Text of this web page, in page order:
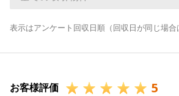
表示はアンケート回収日順（回収日が同じ場合
お客様評価 5